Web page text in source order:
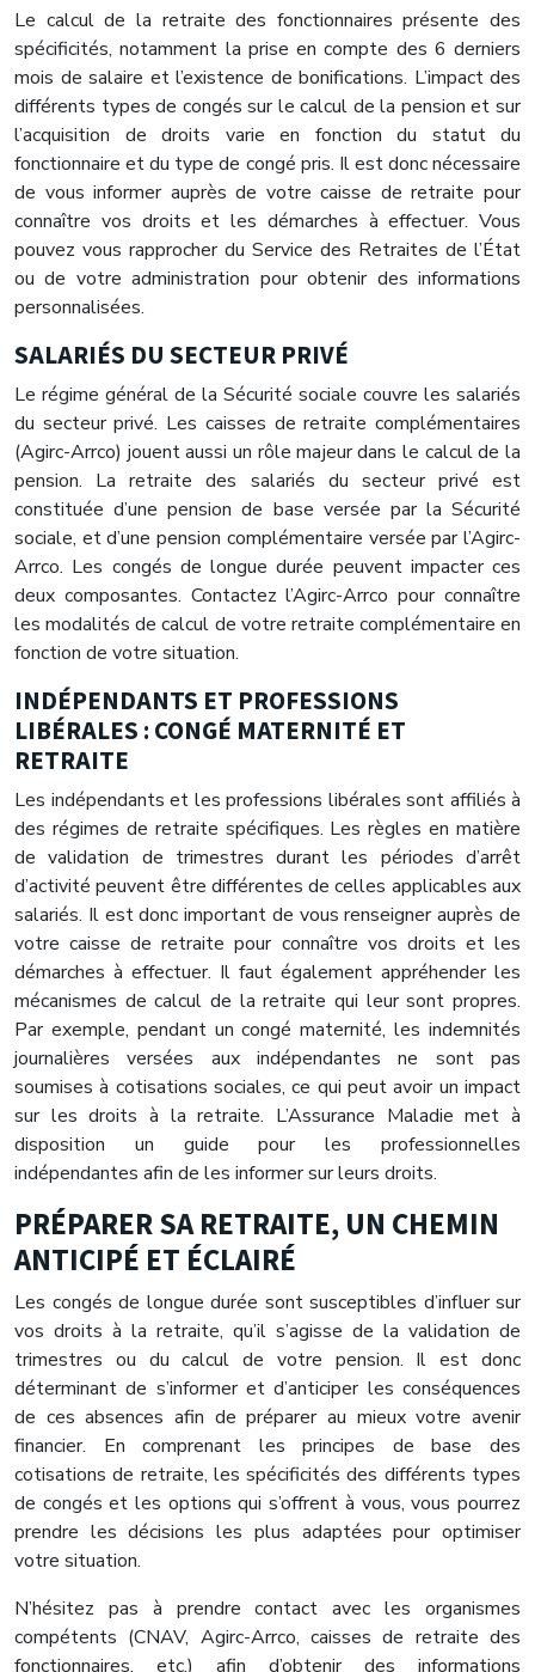
Le calcul de la retraite des fonctionnaires présente des
spécificités, notamment la prise en compte des 6 derniers
mois de salaire et l’existence de bonifications. L’impact des
différents types de congés sur le calcul de la pension et sur
l’acquisition de droits varie en fonction du statut du
fonctionnaire et du type de congé pris. Il est donc nécessaire
de vous informer auprès de votre caisse de retraite pour
connaître vos droits et les démarches à effectuer. Vous
pouvez vous rapprocher du Service des Retraites de l’État
ou de votre administration pour obtenir des informations
personnalisées.
SALARIÉS DU SECTEUR PRIVÉ
Le régime général de la Sécurité sociale couvre les salariés
du secteur privé. Les caisses de retraite complémentaires
(Agirc-Arrco) jouent aussi un rôle majeur dans le calcul de la
pension. La retraite des salariés du secteur privé est
constituée d’une pension de base versée par la Sécurité
sociale, et d’une pension complémentaire versée par l’Agirc-
Arrco. Les congés de longue durée peuvent impacter ces
deux composantes. Contactez l’Agirc-Arrco pour connaître
les modalités de calcul de votre retraite complémentaire en
fonction de votre situation.
INDÉPENDANTS ET PROFESSIONS
LIBÉRALES : CONGÉ MATERNITÉ ET
RETRAITE
Les indépendants et les professions libérales sont affiliés à
des régimes de retraite spécifiques. Les règles en matière
de validation de trimestres durant les périodes d’arrêt
d’activité peuvent être différentes de celles applicables aux
salariés. Il est donc important de vous renseigner auprès de
votre caisse de retraite pour connaître vos droits et les
démarches à effectuer. Il faut également appréhender les
mécanismes de calcul de la retraite qui leur sont propres.
Par exemple, pendant un congé maternité, les indemnités
journalières versées aux indépendantes ne sont pas
soumises à cotisations sociales, ce qui peut avoir un impact
sur les droits à la retraite. L’Assurance Maladie met à
disposition un guide pour les professionnelles
indépendantes afin de les informer sur leurs droits.
PRÉPARER SA RETRAITE, UN CHEMIN
ANTICIPÉ ET ÉCLAIRÉ
Les congés de longue durée sont susceptibles d’influer sur
vos droits à la retraite, qu’il s’agisse de la validation de
trimestres ou du calcul de votre pension. Il est donc
déterminant de s’informer et d’anticiper les conséquences
de ces absences afin de préparer au mieux votre avenir
financier. En comprenant les principes de base des
cotisations de retraite, les spécificités des différents types
de congés et les options qui s’offrent à vous, vous pourrez
prendre les décisions les plus adaptées pour optimiser
votre situation.
N’hésitez pas à prendre contact avec les organismes
compétents (CNAV, Agirc-Arrco, caisses de retraite des
fonctionnaires, etc.) afin d’obtenir des informations